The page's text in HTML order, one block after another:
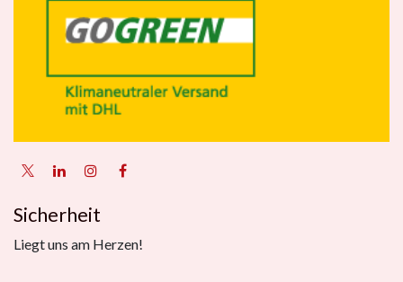
Sicherheit
Liegt uns am Herzen!